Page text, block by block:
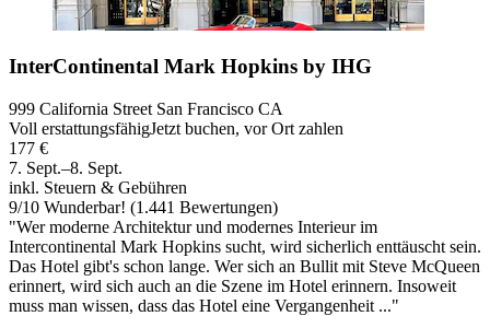
InterContinental Mark Hopkins by IHG
999 California Street San Francisco CA
Voll erstattungsfähigJetzt buchen, vor Ort zahlen
177 €
7. Sept.–8. Sept.
inkl. Steuern & Gebühren
9/10 Wunderbar! (1.441 Bewertungen)
"Wer moderne Architektur und modernes Interieur im
Intercontinental Mark Hopkins sucht, wird sicherlich enttäuscht sein.
Das Hotel gibt's schon lange. Wer sich an Bullit mit Steve McQueen
erinnert, wird sich auch an die Szene im Hotel erinnern. Insoweit
muss man wissen, dass das Hotel eine Vergangenheit ..."